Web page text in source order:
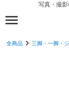
写真・撮
全商品 三脚・一脚・